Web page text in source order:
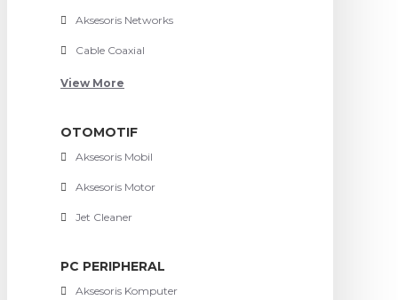
Aksesoris Networks
Cable Coaxial
View More
OTOMOTIF
Aksesoris Mobil
Aksesoris Motor
Jet Cleaner
PC PERIPHERAL
Aksesoris Komputer